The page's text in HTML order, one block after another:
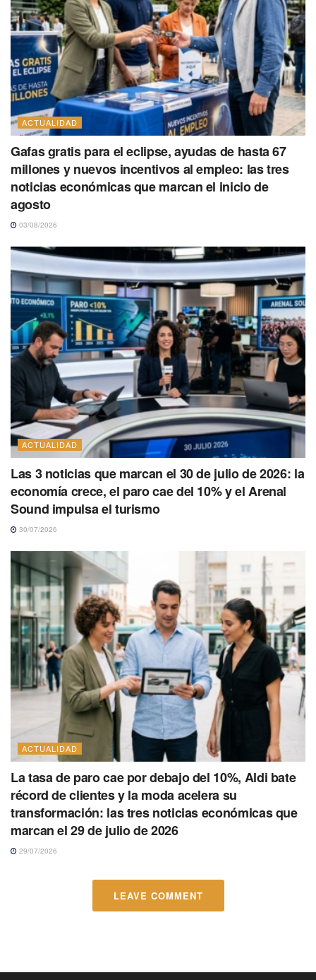
ACTUALIDAD
Gafas gratis para el eclipse, ayudas de hasta 67
millones y nuevos incentivos al empleo: las tres
noticias económicas que marcan el inicio de
agosto
03/08/2026
ACTUALIDAD
Las 3 noticias que marcan el 30 de julio de 2026: la
economía crece, el paro cae del 10% y el Arenal
Sound impulsa el turismo
30/07/2026
ACTUALIDAD
La tasa de paro cae por debajo del 10%, Aldi bate
récord de clientes y la moda acelera su
transformación: las tres noticias económicas que
marcan el 29 de julio de 2026
29/07/2026
LEAVE COMMENT